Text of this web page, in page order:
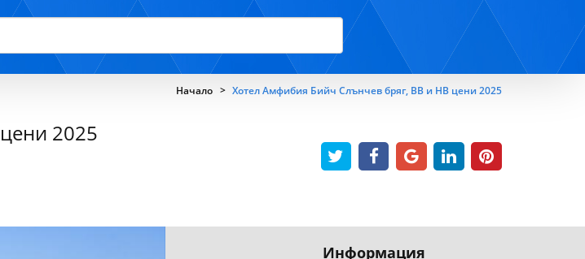
Начало Хотел Амфибия Бийч Слънчев бряг, BB и HB цени 2025
2025
Информация